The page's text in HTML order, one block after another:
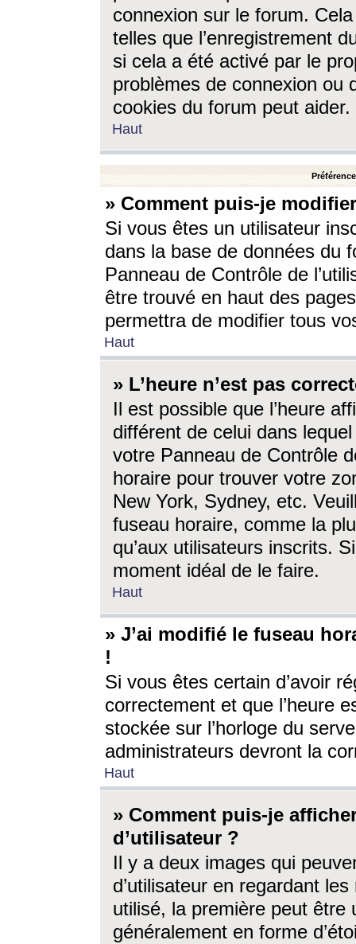
connexion sur le forum.
telles que l’enregistrement
si cela a été activé par le
problèmes de connexion ou
cookies du forum peut aider.
Haut
» Comment puis-je
Si vous êtes un utilisateur
dans la base de données du
Panneau de Contrôle de
être trouvé en haut des
permettra de modifier tous
Haut
» L’heure n’est pas
Il est possible que l’heure
différent de celui dans
votre Panneau de Contrôle
horaire pour trouver votre
New York, Sydney, etc.
fuseau horaire, comme la
qu’aux utilisateurs inscrits.
moment idéal de le faire.
Haut
» J’ai modifié le fuseau
!
Si vous êtes certain d’avoir
correctement et que l’heure
stockée sur l’horloge du
administrateurs devront la
Haut
» Comment puis-je
d’utilisateur ?
Il y a deux images qui
d’utilisateur en regardant
utilisé, la première peut être
généralement en forme